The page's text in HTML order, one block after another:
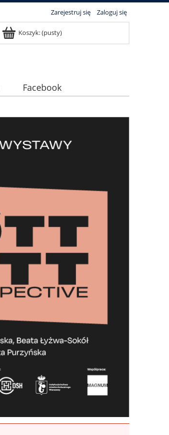
Zarejestruj się Zaloguj się
Koszyk:(pusty)
Facebook